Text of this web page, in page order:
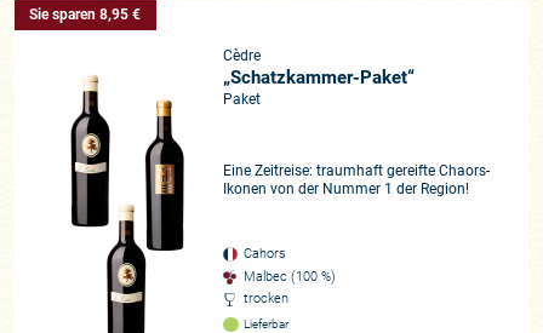
Sie sparen 8,95 €
Cèdre
„Schatzkammer-Paket“
Paket
Eine Zeitreise: traumhaft gereifte Chaors-
Ikonen von der Nummer 1 der Region!
Cahors
Malbec (100 %)
trocken
Lieferbar